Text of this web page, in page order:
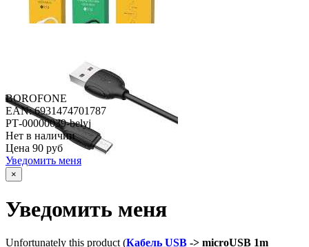
BOROFONE
EAN: 6931474701787
РТ-00000039-belyj
Нет в наличии
Цена 90 руб
Уведомить меня
×
Уведомить меня
Unfortunately this product (Кабель USB -> microUSB 1m